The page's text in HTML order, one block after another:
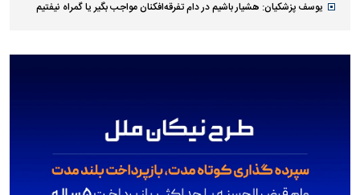
یوسف پزشکیان: هشیار باشیم در دام تفرقه‌افکنان مواجب بگیر یا گمراه نیفتیم